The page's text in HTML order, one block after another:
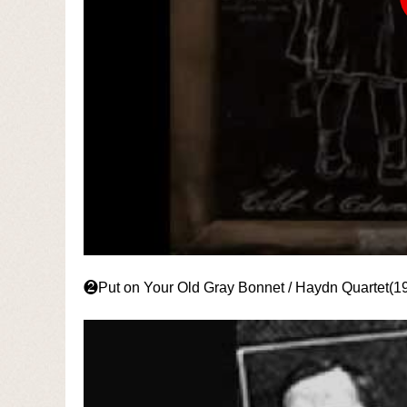
❷Put on Your Old Gray Bonnet / Haydn